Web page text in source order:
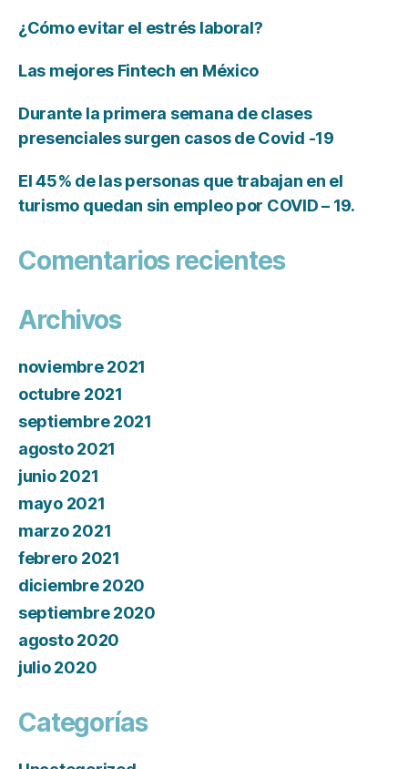
¿Cómo evitar el estrés laboral?
Las mejores Fintech en México
Durante la primera semana de clases
presenciales surgen casos de Covid -19
El 45% de las personas que trabajan en el
turismo quedan sin empleo por COVID – 19.
Comentarios recientes
Archivos
noviembre 2021
octubre 2021
septiembre 2021
agosto 2021
junio 2021
mayo 2021
marzo 2021
febrero 2021
diciembre 2020
septiembre 2020
agosto 2020
julio 2020
Categorías